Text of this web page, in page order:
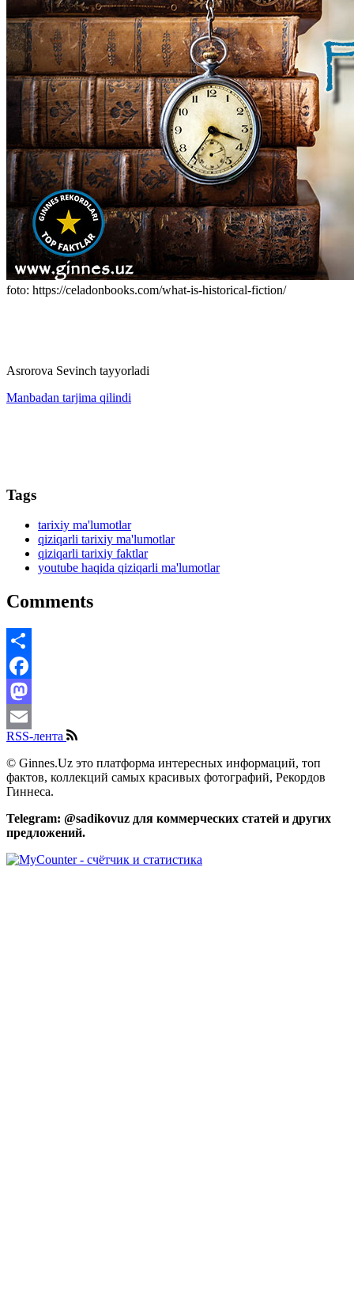
foto: https://celadonbooks.com/what-is-historical-fiction/
Asrorova Sevinch tayyorladi
Manbadan tarjima qilindi
Tags
tarixiy ma'lumotlar
qiziqarli tarixiy ma'lumotlar
qiziqarli tarixiy faktlar
youtube haqida qiziqarli ma'lumotlar
Comments
Share
Facebook
Mastodon
Email
RSS-лента
© Ginnes.Uz это платформа интересных информаций, топ
фактов, коллекций самых красивых фотографий, Рекордов
Гиннеса.
Telegram: @sadikovuz для коммерческих статей и других
предложений.